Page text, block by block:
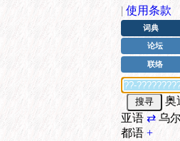
| 使用条款
词典
论坛
联络
奥
亚语⇄ 乌
都语 +